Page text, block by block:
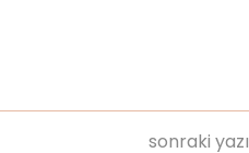
sonraki yazı